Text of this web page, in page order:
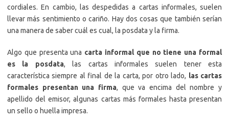
cordiales. En cambio, las despedidas a cartas informales, suelen
llevar más sentimiento o cariño. Hay dos cosas que también serían
una manera de saber cuál es cual, la posdata y la firma.
Algo que presenta una carta informal que no tiene una formal
es la posdata, las cartas informales suelen tener esta
característica siempre al final de la carta, por otro lado, las cartas
formales presentan una firma, que va encima del nombre y
apellido del emisor, algunas cartas más formales hasta presentan
un sello o huella impresa.